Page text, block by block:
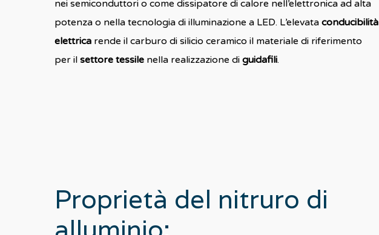
nei semiconduttori o come dissipatore di calore nell’elettronica ad alta
potenza o nella tecnologia di illuminazione a LED. L’elevataconducibilità
elettrica rende il carburo di silicio ceramico il materiale di riferimento
per ilsettore tessile nella realizzazione di guidafili.
Proprietà del nitruro di